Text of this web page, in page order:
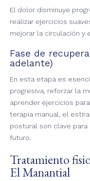
El dolor disminuye
realizar ejercicios
mejorar la circulación y
Fase de
adelante)
En esta etapa es
progresiva, reforzar la
aprender ejercicios
terapia manual, el
postural son clave
futuro.
Tratamiento
El Manantial